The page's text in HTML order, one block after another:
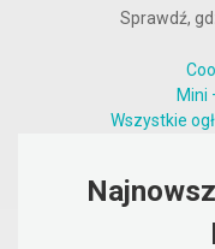
Sprawdź,
Mini
Wszystkie